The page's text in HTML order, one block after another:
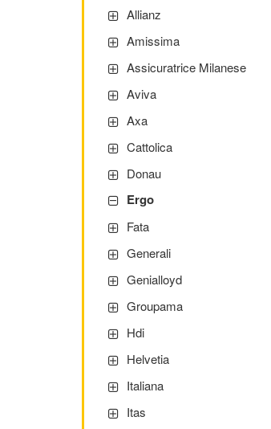
Allianz
Amissima
Assicuratrice Milanese
Aviva
Axa
Cattolica
Donau
Ergo
Fata
Generali
Genialloyd
Groupama
Hdi
Helvetia
Italiana
Itas